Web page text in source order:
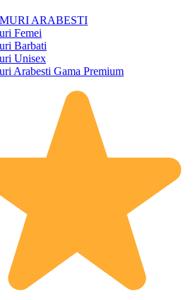
ARABESTI
Femei
Barbati
Unisex
Arabesti Gama Premium